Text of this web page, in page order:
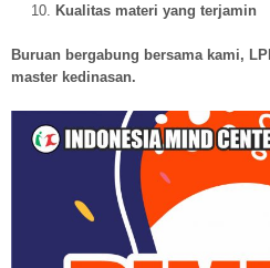
Kualitas materi yang terjamin
Buruan bergabung bersama kami,
master kedinasan.